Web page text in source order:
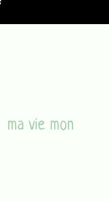
ma vie mon